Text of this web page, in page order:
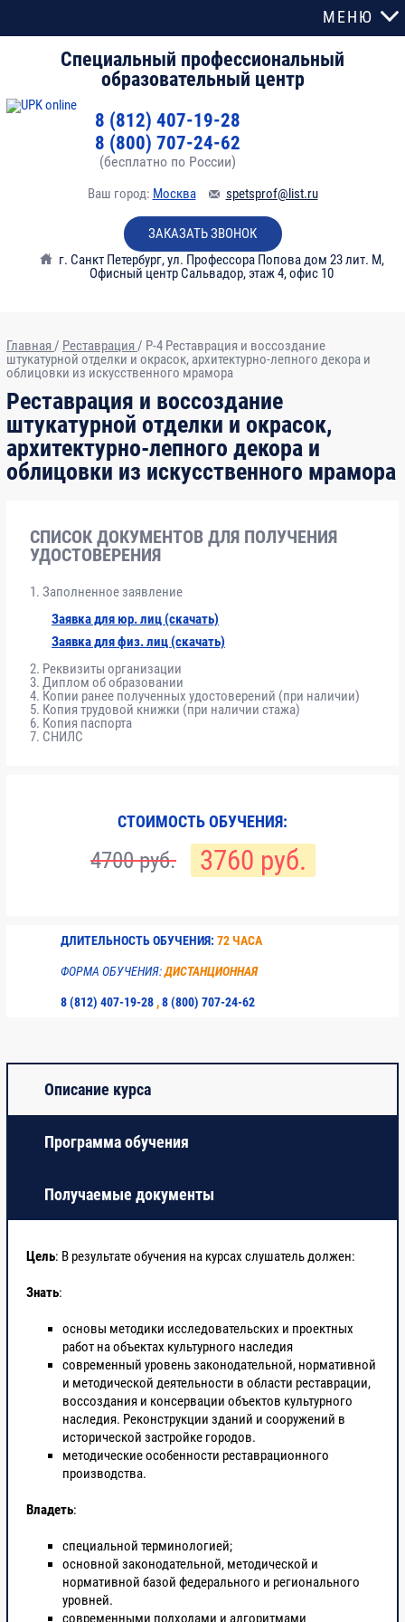
Специальный профессиональный
образовательный центр
8 (812) 407-19-28
8 (800) 707-24-62
(бесплатно по России)
Ваш город: Москва spetsprof@list.ru
ЗАКАЗАТЬ ЗВОНОК
г. Санкт Петербург,ул. Профессора Попова дом 23 лит. М,
Офисный центр Сальвадор, этаж 4, офис 10
МЕНЮ
Главная / Реставрация / Р-4 Реставрация и воссоздание
штукатурной отделки и окрасок, архитектурно-лепного декора и
облицовки из искусственного мрамора
Реставрация и воссоздание
штукатурной отделки и окрасок,
архитектурно-лепного декора и
облицовки из искусственного мрамора
СПИСОК ДОКУМЕНТОВ ДЛЯ ПОЛУЧЕНИЯ
УДОСТОВЕРЕНИЯ
Заполненное заявление
Заявка для юр. лиц (скачать)
Заявка для физ. лиц (скачать)
Реквизиты организации
Диплом об образовании
Копии ранее полученных удостоверений (при наличии)
Копия трудовой книжки (при наличии стажа)
Копия паспорта
СНИЛС
СТОИМОСТЬ ОБУЧЕНИЯ:
4700 руб. 3760 руб.
ДЛИТЕЛЬНОСТЬ ОБУЧЕНИЯ: 72 ЧАСА
ФОРМА ОБУЧЕНИЯ:ДИСТАНЦИОННАЯ
8 (812) 407-19-28 ,8 (800) 707-24-62
Описание курса
Программа обучения
Получаемые документы
Цель: В результате обучения на курсах слушатель должен:
Знать:
основы методики исследовательских и проектных
работ на объектах культурного наследия
современный уровень законодательной, нормативной
и методической деятельности в области реставрации,
воссоздания и консервации объектов культурного
наследия. Реконструкции зданий и сооружений в
исторической застройке городов.
методические особенности реставрационного
производства.
Владеть:
специальной терминологией;
основной законодательной, методической и
нормативной базой федерального и регионального
уровней.
современными подходами и алгоритмами
модуля
Тема
Модуль
1
Нормативно-правовые основы
реставрации
Модуль
2
Требования к выполнению
реставрационных работ, влияющих на
безопасность объектов
Модуль
Технологии реставрации
Модуль
4
Организационные мероприятия,
обеспечивающие качество выполнения
работ
10
Итоговое тестирование